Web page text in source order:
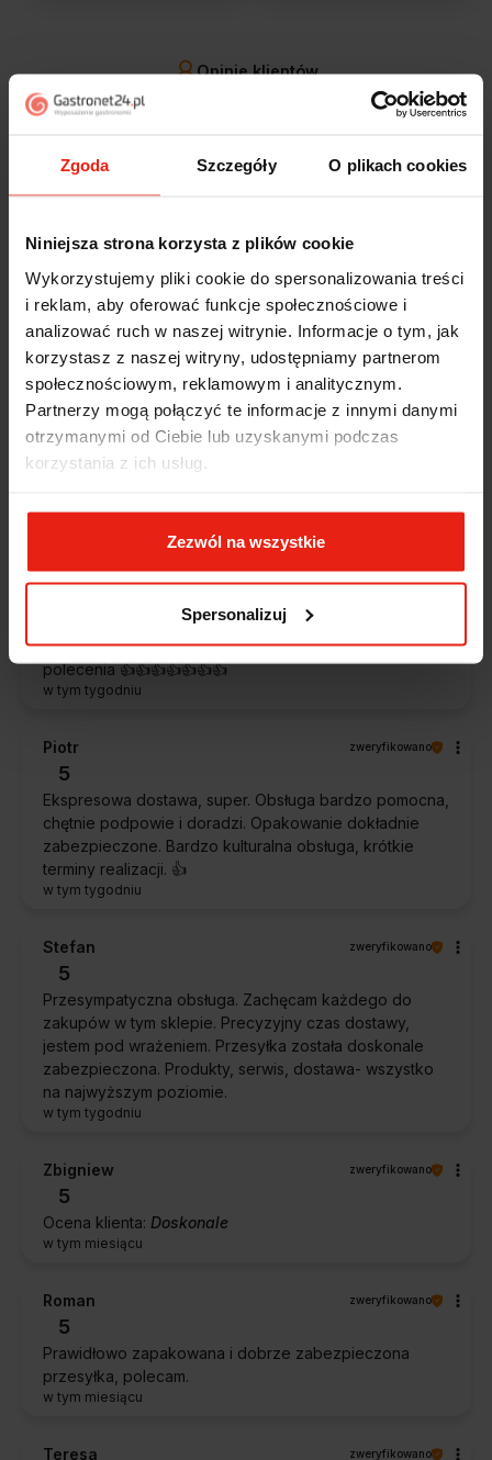
Zgoda Szczegóły O plikach cookies
Niniejsza strona korzysta z plików cookie
Wykorzystujemy pliki cookie do spersonalizowania treści
i reklam, aby oferować funkcje społecznościowe i
analizować ruch w naszej witrynie. Informacje o tym, jak
korzystasz z naszej witryny, udostępniamy partnerom
społecznościowym, reklamowym i analitycznym.
Partnerzy mogą połączyć te informacje z innymi danymi
otrzymanymi od Ciebie lub uzyskanymi podczas
korzystania z ich usług.
Zezwól na wszystkie
Spersonalizuj
Opinie klientów
filtry
5
Polecam szybko sprawnie dobrze zapakowane
Zostałem świetnie obsłużony. Brawa dla pracowników.
wczoraj
Alicja zweryfikowano
5
Jestem zaskoczona, że ta paczka dotarła do mnie tak
szybko. Paczka dotarła cała i zdrowa. Szybko,
sprawnie, bez problemów. Bardzo pomocna obsługa
w tym tygodniu
Magdalena zweryfikowano
Ekspresowa realizacja zamówienia. Towar zgodny z
oczekiwaniami. Sprzedawca profesjonalny i godny
polecenia 👍️👍️👍️👍️👍️👍️👍️
w tym tygodniu
Piotr zweryfikowano
5
Ekspresowa dostawa, super. Obsługa bardzo pomocna,
chętnie podpowie i doradzi. Opakowanie dokładnie
zabezpieczone. Bardzo kulturalna obsługa, krótkie
terminy realizacji. 👍️
w tym tygodniu
Stefan zweryfikowano
5
Przesympatyczna obsługa. Zachęcam każdego do
zakupów w tym sklepie. Precyzyjny czas dostawy,
jestem pod wrażeniem. Przesyłka została doskonale
zabezpieczona. Produkty, serwis, dostawa- wszystko
na najwyższym poziomie.
w tym tygodniu
Zbigniew zweryfikowano
5
Ocena klienta: Doskonale
w tym miesiącu
Roman zweryfikowano
5
Prawidłowo zapakowana i dobrze zabezpieczona
przesyłka, polecam.
w tym miesiącu
Teresa zweryfikowano